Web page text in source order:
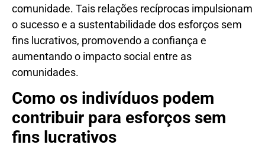
comunidade. Tais relações recíprocas impulsionam
o sucesso e a sustentabilidade dos esforços sem
fins lucrativos, promovendo a confiança e
aumentando o impacto social entre as
comunidades.
Como os indivíduos podem
contribuir para esforços sem
fins lucrativos